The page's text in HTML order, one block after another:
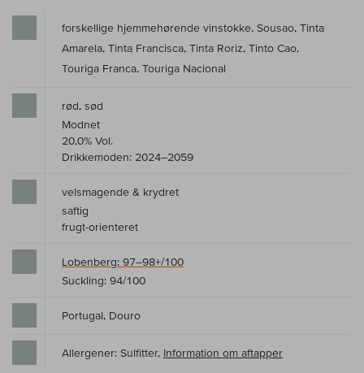
forskellige hjemmehørende vinstokke, Sousao, Tinta
Amarela, Tinta Francisca, Tinta Roriz, Tinto Cao,
Touriga Franca, Touriga Nacional
rød, sød
Modnet
20,0% Vol.
Drikkemoden: 2024–2059
velsmagende & krydret
saftig
frugt-orienteret
Lobenberg: 97–98+/100
Suckling: 94/100
Portugal, Douro
Allergener: Sulfitter, Information om aftapper